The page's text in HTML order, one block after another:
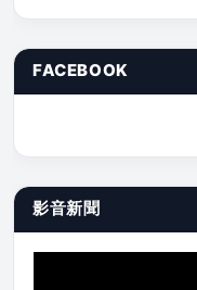
FACEBOOK
影音新聞